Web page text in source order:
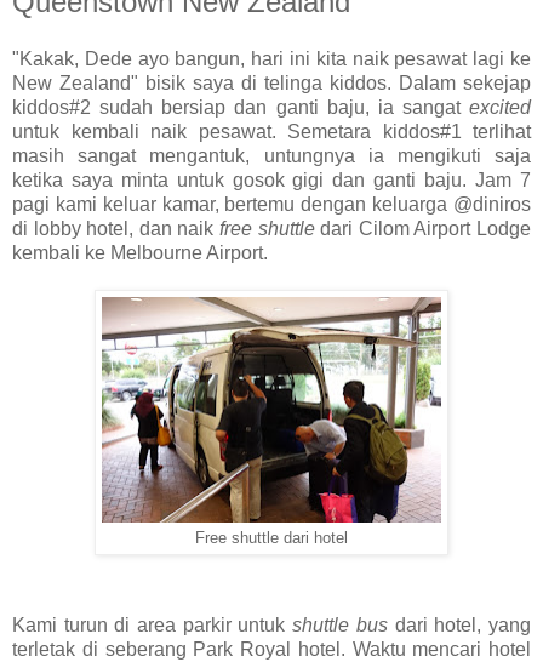
"Kakak, Dede ayo bangun, hari ini kita naik pesawat lagi ke
New Zealand" bisik saya di telinga kiddos. Dalam sekejap
kiddos#2 sudah bersiap dan ganti baju, ia sangat excited
untuk kembali naik pesawat. Semetara kiddos#1 terlihat
masih sangat mengantuk, untungnya ia mengikuti saja
ketika saya minta untuk gosok gigi dan ganti baju. Jam 7
pagi kami keluar kamar, bertemu dengan keluarga @diniros
di lobby hotel, dan naik free shuttledari Cilom Airport Lodge
kembali ke Melbourne Airport.
Free shuttle dari hotel
Kami turun di area parkir untukshuttle busdari hotel, yang
terletak di seberang Park Royal hotel. Waktu mencari hotel